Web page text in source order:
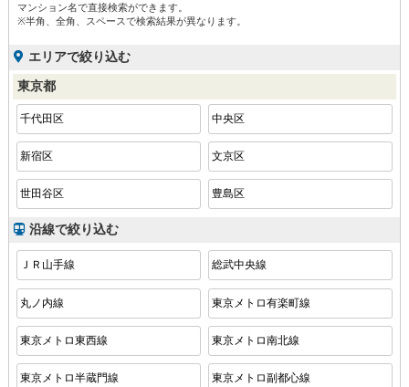
マンション名で直接検索ができます。
※半角、全角、スペースで検索結果が異なります。
エリアで絞り込む
東京都
千代田区 中央区
新宿区 文京区
世田谷区 豊島区
沿線で絞り込む
ＪＲ山手線 総武中央線
丸ノ内線 東京メトロ有楽町線
東京メトロ東西線 東京メトロ南北線
東京メトロ半蔵門線 東京メトロ副都心線